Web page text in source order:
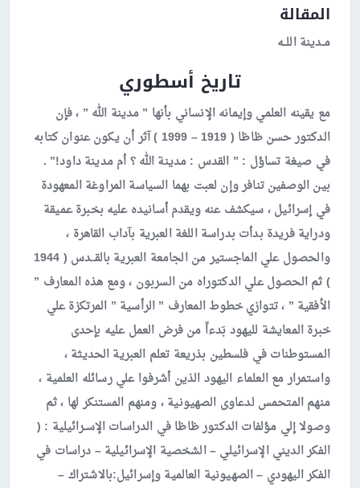
المقالة
مـدينة اللــه
تاريخ أسطوري
مع يقينه العلمي وإيمانه الإنساني بأنها ” مدينة الله ” ، فإن
الدكتور حسن ظاظا ( 1919 – 1999 ) آثر أن يكون عنوان كتابه
في صيغة تساؤل : ” القدس : مدينة الله ؟ أم مدينة داود!” .
بين الوصفين تنافر وإن لعبت بهما السياسة المراوغة المعهودة
في إسرائيل ، سيكشف عنه ويقدم أسانيده عليه بخبرة عميقة
ودراية فريدة بدأت بدراسة اللغة العبرية بآداب القاهرة ،
والحصول علي الماجستير من الجامعة العبرية بالقــدس ( 1944
) ثم الحصول علي الدكتوراه من السربون ، ومع هذه المعارف ”
الأفقية ” ، تتوازي خطوط المعارف ” الرأسية ” المرتكزة علي
خبرة المعايشة لليهود بَدءاً من فرض العمل عليه بإحدى
المستوطنات في فلسطين بذريعة تعلم العبرية الحديثة ،
واستمرار مع العلماء اليهود الذين أشرفوا علي رسائله العلمية ،
منهم المتحمس لدعاوى الصهيونية ، ومنهم المستنكر لها ، ثم
وصولا إلي مؤلفات الدكتور ظاظا في الدراسات الإسـرائيلية : (
الفكر الديني الإسرائيلي – الشخصية الإسرائيلية – دراسات في
الفكر اليهودي – الصهيونية العالمية وإسرائيل:بالاشتراك –